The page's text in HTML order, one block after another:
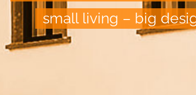
small living – big